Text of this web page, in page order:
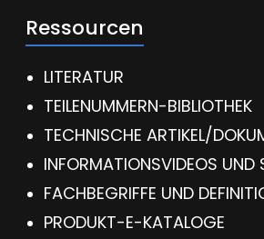
Ressourcen
LITERATUR
TEILENUMMERN-BIBLIOTHEK
TECHNISCHE ARTIKEL/
INFORMATIONSVIDEOS UND
FACHBEGRIFFE UND
PRODUKT-E-KATALOGE